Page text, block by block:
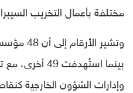
مختلفة بأعمال التخريب
وتشير
بينما
وإدارات الشؤون الخارجية